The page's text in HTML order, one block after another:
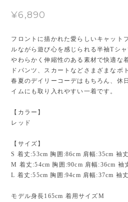
¥6,890
フロントに描かれた愛らしいキャット
ルながら遊び心を感じられる半袖Tシャ
やわらかく伸縮性のある素材で快適な
ドパンツ、スカートなどさまざまなボ
春夏のデイリーコーデはもちろん、休
イムにも取り入れやすい一着です。
【カラー】
レッド
【サイズ】
S 着丈:53cm 胸囲:86cm 肩幅:35cm 袖
M 着丈:54cm 胸囲:90cm 肩幅:36cm 袖
L 着丈:55cm 胸囲:94cm 肩幅:37cm 袖
モデル身長165cm 着用サイズM